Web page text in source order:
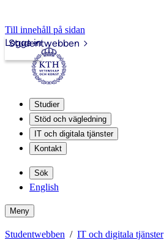
Till innehåll på sidan
Studentwebben
Logga in
Studier
Stöd och vägledning
IT och digitala tjänster
Kontakt
Sök
English
Meny
Studentwebben IT och digitala tjänster